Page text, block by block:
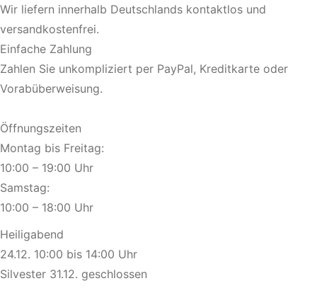
Wir liefern innerhalb Deutschlands kontaktlos und
versandkostenfrei.
Einfache Zahlung
Zahlen Sie unkompliziert per PayPal, Kreditkarte oder
Vorabüberweisung.
Öffnungszeiten
Montag bis Freitag:
10:00 – 19:00 Uhr
Samstag:
10:00 – 18:00 Uhr
Heiligabend
24.12. 10:00 bis 14:00 Uhr
Silvester 31.12. geschlossen